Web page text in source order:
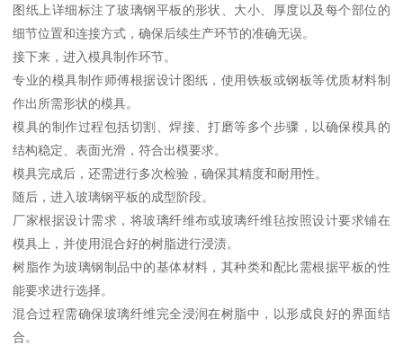
图纸上详细标注了玻璃钢平板的形状、大小、厚度以及每个部位的
细节位置和连接方式，确保后续生产环节的准确无误。
接下来，进入模具制作环节。
专业的模具制作师傅根据设计图纸，使用铁板或钢板等优质材料制
作出所需形状的模具。
模具的制作过程包括切割、焊接、打磨等多个步骤，以确保模具的
结构稳定、表面光滑，符合出模要求。
模具完成后，还需进行多次检验，确保其精度和耐用性。
随后，进入玻璃钢平板的成型阶段。
厂家根据设计需求，将玻璃纤维布或玻璃纤维毡按照设计要求铺在
模具上，并使用混合好的树脂进行浸渍。
树脂作为玻璃钢制品中的基体材料，其种类和配比需根据平板的性
能要求进行选择。
混合过程需确保玻璃纤维完全浸润在树脂中，以形成良好的界面结
合。